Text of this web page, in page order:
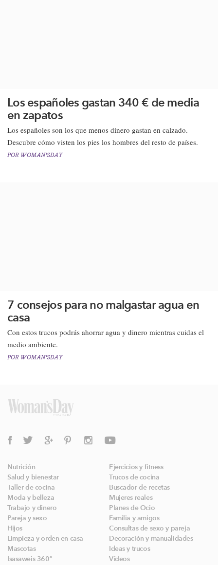
Los españoles gastan 340 € de media
en zapatos
Los españoles son los que menos dinero gastan en calzado.
Descubre cómo visten los pies los hombres del resto de países.​
POR WOMAN'SDAY
7 consejos para no malgastar agua en
casa
​Con estos trucos podrás ahorrar agua y dinero mientras cuidas el
medio ambiente.
POR WOMAN'SDAY
Nutrición
Ejercicios y fitness
Salud y bienestar
Trucos de cocina
Taller de cocina
Buscador de recetas
Moda y belleza
Mujeres reales
Trabajo y dinero
Planes de Ocio
Pareja y sexo
Familia y amigos
Hijos
Consultas de sexo y pareja
Limpieza y orden en casa
Decoración y manualidades
Mascotas
Ideas y trucos
Isasaweis 360º
Vídeos